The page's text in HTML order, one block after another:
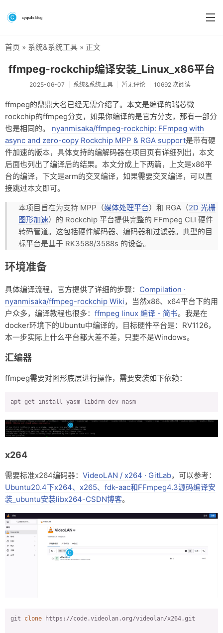
分类
硬件测评
软件
折腾
手机
个人博客
资料仓库
友情链接
首页 » 系统&系统工具 » 正文
ffmpeg-rockchip编译安装_Linux_x86平台
2025-06-07 系统&系统工具 暂无评论 10692 次阅读
ffmpeg的鼎鼎大名已经无需介绍了。本文是编译的瑞芯微
rockchip的ffmpeg分支，如果你编译的是官方分支，那有一部分
也是相同的。 nyanmisaka/ffmpeg-rockchip: FFmpeg with
async and zero-copy Rockchip MPP & RGA support是带有硬
件加速的版本，具体支持的编解码器在项目页有详细列出，本文
后面也列出了编译后的结果。本文分成上下两篇，上文是x86平
台的编译，下文是arm的交叉编译，如果需要交叉编译，可以直
接跳过本文即可。
本项目旨在为支持 MPP（媒体处理平台）和 RGA（2D 光栅
图形加速）的 Rockchip 平台提供完整的 FFmpeg CLI 硬件
转码管道。这包括硬件解码器、编码器和过滤器。典型的目
标平台是基于 RK3588/3588s 的设备。
环境准备
具体编译流程，官方提供了详细的步骤： Compilation ·
nyanmisaka/ffmpeg-rockchip Wiki，当然x86、x64平台下的用
户众多，编译教程也很多： ffmpeg linux 编译 - 简书。我是在
docker环境下的Ubuntu中编译的，目标硬件平台是：RV1126，
本一步实际上什么平台都大差不差，只要不是Windows。
汇编器
ffmpeg需要对图形底层进行操作，需要安装如下依赖：
apt-get install yasm libdrm-dev nasm
x264
需要标准x264编码器： VideoLAN / x264 · GitLab，可以参考：
Ubuntu20.4下x264、x265、fdk-aac和FFmpeg4.3源码编译安
装_ubuntu安装libx264-CSDN博客。
git clone https://code.videolan.org/videolan/x264.git